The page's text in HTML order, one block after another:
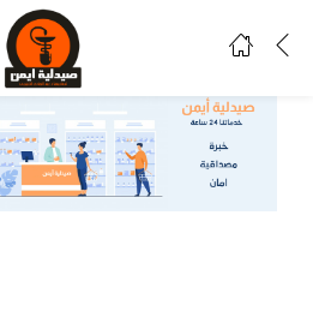
تسجيل دخول
ادخل اسم المستخدم وكلمة المرور للدخول.